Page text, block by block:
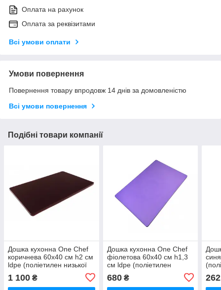
Оплата на рахунок
Оплата за реквізитами
Всі умови оплати
Умови повернення
Повернення товару впродовж 14 днів за домовленістю
Всі умови повернення
Подібні товари компанії
Дошка кухонна One Chef
коричнева 60х40 см h2 см
ldpe (поліетилен низької
1 100 ₴
Дошка кухонна One Chef
фіолетова 60х40 см h1,3
см ldpe (поліетилен
(113060)
680₴ 262